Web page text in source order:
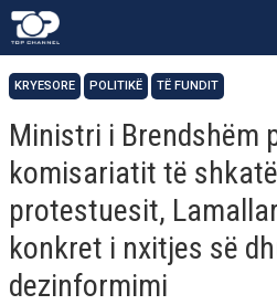
KRYESORE POLITIKË TË FUNDIT
Ministri i Brendshëm
komisariatit të
protestuesit,
konkret i nxitjes së
dezinformimi